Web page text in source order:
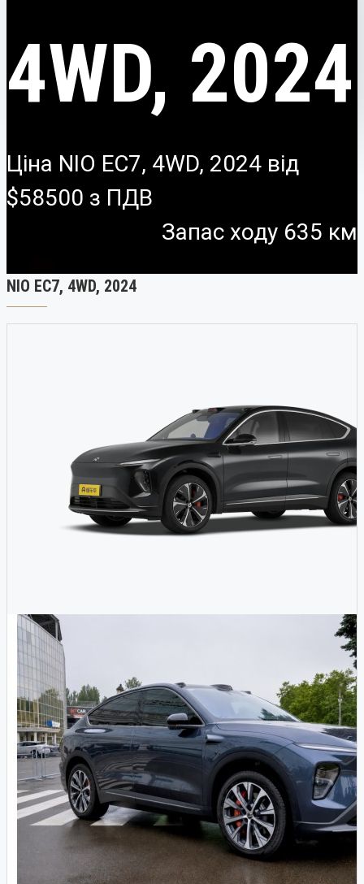
Авто з пробігом
Аксесуари
4WD, 2024
Ціна NIO EC7, 4WD, 2024 від
$58500
Запас ходу 635 км
NIO EC7, 4WD, 2024